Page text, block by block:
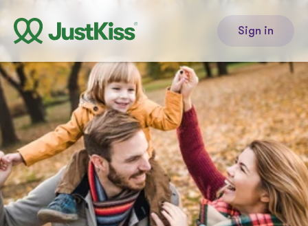
Sign in